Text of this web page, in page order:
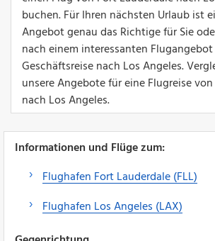
buchen. Für Ihren nächsten Urlaub ist
Angebot genau das Richtige für Sie
nach einem interessanten
Geschäftsreise nach Los Angeles.
unsere Angebote für eine Flugreise
nach Los Angeles.
Informationen und Flüge zum:
Flughafen Fort Lauderdale (FLL)
Flughafen Los Angeles (LAX)